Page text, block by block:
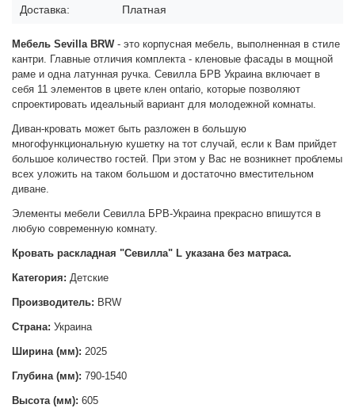
Доставка: Платная
Мебель Sevilla BRW- это корпусная мебель, выполненная в стиле
кантри. Главные отличия комплекта- кленовые фасады в мощной
раме и одна латунная ручка. Севилла БРВ Украина включает в
себя 11 элементов в цвете клен ontario, которые позволяют
спроектировать идеальный вариант для молодежной комнаты.
Диван-кровать может быть разложен в большую
многофункциональную кушетку на тот случай, если к Вам прийдет
большое количество гостей. При этом у Вас не возникнет проблемы
всех уложить на таком большом и достаточно вместительном
диване.
Элементы мебели Севилла БРВ-Украина прекрасно впишутся в
любую современную комнату.
Кровать раскладная "Севилла" L указана без матраса.
Категория: Детские
Производитель: BRW
Страна: Украина
Ширина (мм): 2025
Глубина (мм): 790-1540
Высота (мм): 605